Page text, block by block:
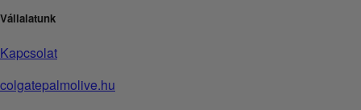
Vállalatunk
Kapcsolat
colgatepalmolive.hu